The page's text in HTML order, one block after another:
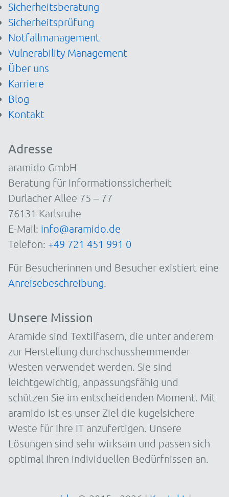
Sicherheitsberatung
Sicherheitsprüfung
Notfallmanagement
Vulnerability Management
Über uns
Karriere
Blog
Kontakt
Adresse
aramido GmbH
Beratung für Informationssicherheit
Durlacher Allee 75 – 77
76131 Karlsruhe
E-Mail: info@aramido.de
Telefon: +49 721 451 991 0
Für Besucherinnen und Besucher existiert eine
Anreisebeschreibung.
Unsere Mission
Aramide sind Textilfasern, die unter anderem
zur Herstellung durchschusshemmender
Westen verwendet werden. Sie sind
leichtgewichtig, anpassungsfähig und
schützen Sie im entscheidenden Moment. Mit
aramido ist es unser Ziel die kugelsichere
Weste für Ihre IT anzufertigen. Unsere
Lösungen sind sehr wirksam und passen sich
optimal Ihren individuellen Bedürfnissen an.